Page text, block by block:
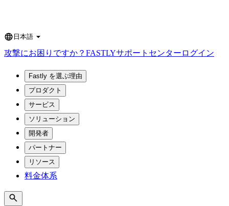
Language
日本語
攻撃にお困りですか？ FASTLYサポートセンター ログイン
Fastly を選ぶ理由
プロダクト
サービス
ソリューション
開発者
パートナー
リソース
料金体系